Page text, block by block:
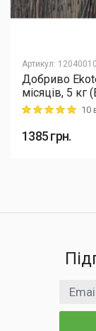
Артикул:
Добриво
місяців, 5 кг
Rating: 5 out of 5
10
1385грн.
Email